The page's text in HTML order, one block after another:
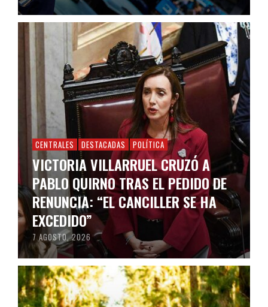
CENTRALES DESTACADAS POLÍTICA
VICTORIA VILLARRUEL CRUZÓ A
PABLO QUIRNO TRAS EL PEDIDO DE
RENUNCIA: “EL CANCILLER SE HA
EXCEDIDO”
7 AGOSTO, 2026